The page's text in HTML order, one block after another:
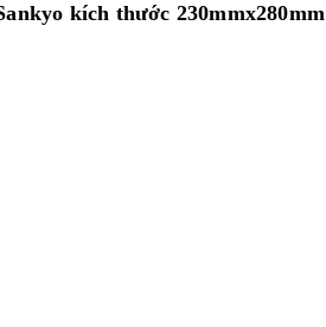
kích thước 230mmx280mm